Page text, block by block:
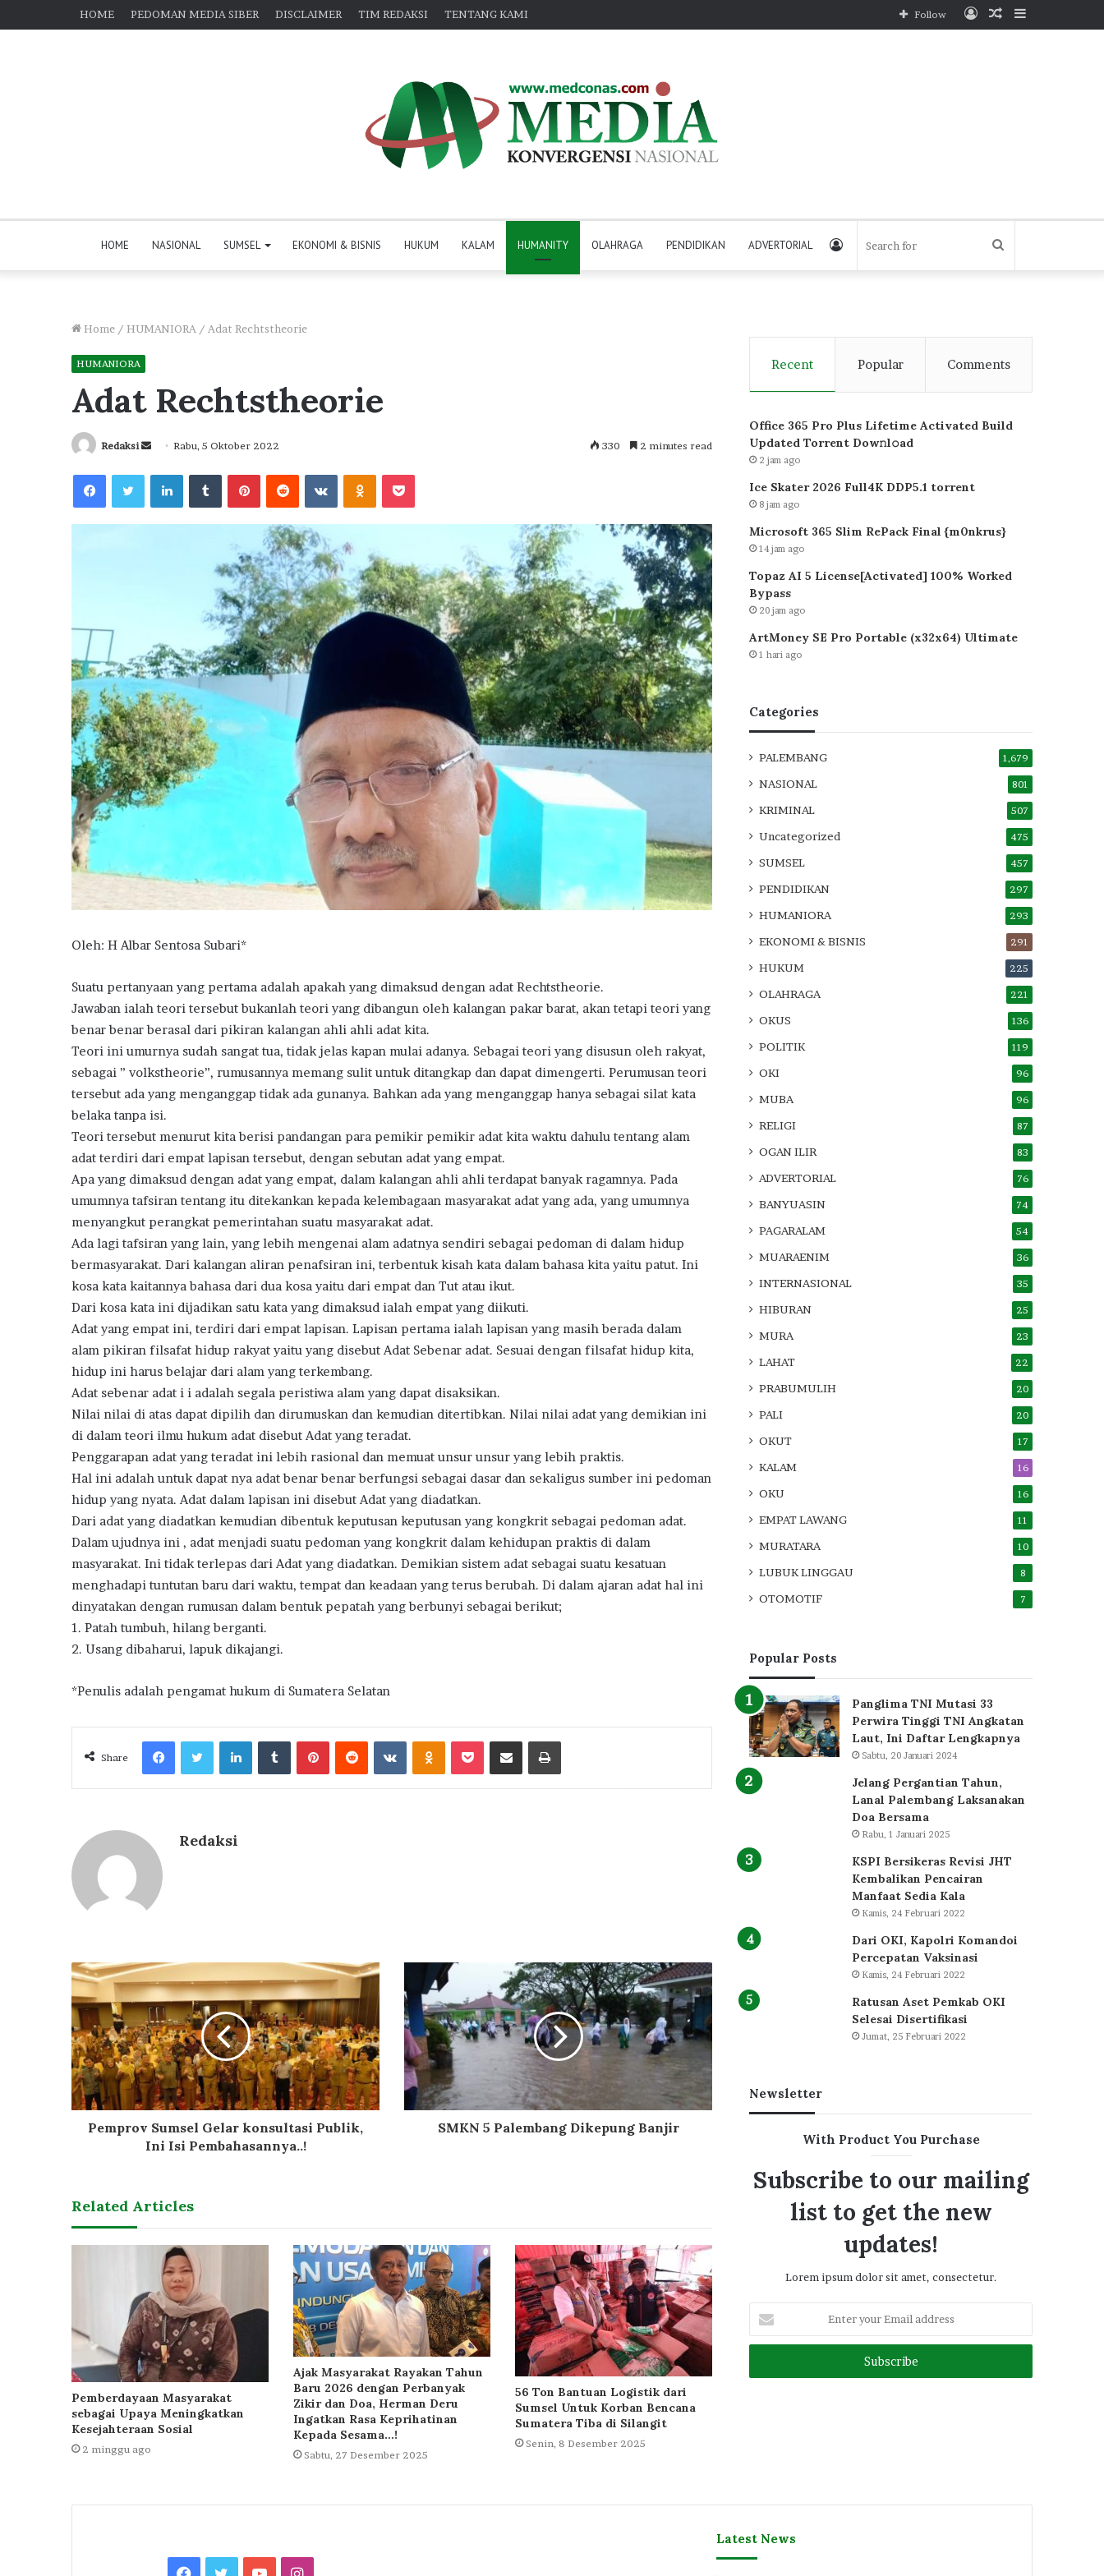
HOME PEDOMAN MEDIA SIBER DISCLAIMER TIM REDAKSI TENTANG KAMI Sidebar
Random
Log
Follow
HOME NASIONAL SUMSEL EKONOMI & BISNIS HUKUM KALAM HUMANITY OLAHRAGA PENDIDIKAN ADVERTORIAL Search
Log
Home / HUMANIORA / Adat Rechtstheorie
HUMANIORA
Adat Rechtstheorie
Redaksi
Send
email
Rabu, 5 Oktober 2022 330 2 minutes read
FacebookTwitterLinkedInTumblrPinterestReddit VKontakteOdnoklassniki
Pocket
Oleh: H Albar Sentosa Subari*
Suatu pertanyaan yang pertama adalah apakah yang dimaksud dengan adat Rechtstheorie.
Jawaban ialah teori tersebut bukanlah teori yang dibangun oleh kalangan pakar barat, akan tetapi teori yang
benar benar berasal dari pikiran kalangan ahli ahli adat kita.
Teori ini umurnya sudah sangat tua, tidak jelas kapan mulai adanya. Sebagai teori yang disusun oleh rakyat,
sebagai ” volkstheorie”, rumusannya memang sulit untuk ditangkap dan dapat dimengerti. Perumusan teori
tersebut ada yang menganggap tidak ada gunanya. Bahkan ada yang menganggap hanya sebagai silat kata
belaka tanpa isi.
Teori tersebut menurut kita berisi pandangan para pemikir pemikir adat kita waktu dahulu tentang alam
adat terdiri dari empat lapisan tersebut, dengan sebutan adat yang empat.
Apa yang dimaksud dengan adat yang empat, dalam kalangan ahli ahli terdapat banyak ragamnya. Pada
umumnya tafsiran tentang itu ditekankan kepada kelembagaan masyarakat adat yang ada, yang umumnya
menyangkut perangkat pemerintahan suatu masyarakat adat.
Ada lagi tafsiran yang lain, yang lebih mengenai alam adatnya sendiri sebagai pedoman di dalam hidup
bermasyarakat. Dari kalangan aliran penafsiran ini, terbentuk kisah kata dalam bahasa kita yaitu patut. Ini
kosa kata kaitannya bahasa dari dua kosa yaitu dari empat dan Tut atau ikut.
Dari kosa kata ini dijadikan satu kata yang dimaksud ialah empat yang diikuti.
Adat yang empat ini, terdiri dari empat lapisan. Lapisan pertama ialah lapisan yang masih berada dalam
alam pikiran filsafat hidup rakyat yaitu yang disebut Adat Sebenar adat. Sesuai dengan filsafat hidup kita,
hidup ini harus belajar dari alam yang terkembang.
Adat sebenar adat i i adalah segala peristiwa alam yang dapat disaksikan.
Nilai nilai di atas dapat dipilih dan dirumuskan dan kemudian ditertibkan. Nilai nilai adat yang demikian ini
di dalam teori ilmu hukum adat disebut Adat yang teradat.
Penggarapan adat yang teradat ini lebih rasional dan memuat unsur unsur yang lebih praktis.
Hal ini adalah untuk dapat nya adat benar benar berfungsi sebagai dasar dan sekaligus sumber ini pedoman
hidup yang nyata. Adat dalam lapisan ini disebut Adat yang diadatkan.
Dari adat yang diadatkan kemudian dibentuk keputusan keputusan yang kongkrit sebagai pedoman adat.
Dalam ujudnya ini , adat menjadi suatu pedoman yang kongkrit dalam kehidupan praktis di dalam
masyarakat. Ini tidak terlepas dari Adat yang diadatkan. Demikian sistem adat sebagai suatu kesatuan
menghadapi tuntutan baru dari waktu, tempat dan keadaan yang terus berubah. Di dalam ajaran adat hal ini
dinyatakan dengan rumusan dalam bentuk pepatah yang berbunyi sebagai berikut;
1. Patah tumbuh, hilang berganti.
2. Usang dibaharui, lapuk dikajangi.
*Penulis adalah pengamat hukum di Sumatera Selatan
Share
FacebookTwitterLinkedInTumblrPinterestReddit VKontakteOdnoklassniki
Pocket Share via Email Print
Redaksi
Pemprov Sumsel Gelar konsultasi Publik,
Ini Isi Pembahasannya..!
SMKN 5 Palembang Dikepung Banjir
Related Articles
Pemberdayaan Masyarakat
sebagai Upaya Meningkatkan
Kesejahteraan Sosial
2 minggu ago
Ajak Masyarakat Rayakan Tahun
Baru 2026 dengan Perbanyak
Zikir dan Doa, Herman Deru
Ingatkan Rasa Keprihatinan
Kepada Sesama…!
Sabtu, 27 Desember 2025
56 Ton Bantuan Logistik dari
Sumsel Untuk Korban Bencana
Sumatera Tiba di Silangit
Senin, 8 Desember 2025
Recent Popular Comments
Office 365 Pro Plus Lifetime Activated Build
Updated Torrent Dow𝚗l𝚘аd
2 jam ago
Ice Skater 2026 Full4K DDP5.1 torrent
8 jam ago
Microsoft 365 Slim RePack Final {m0nkrus}
14 jam ago
Topaz AI 5 License[Activated] 100% Worked
Bypass
20 jam ago
ArtMoney SE Pro Portable (x32x64) Ultimate
1 hari ago
Categories
PALEMBANG 1,679
NASIONAL 801
KRIMINAL 507
Uncategorized 475
SUMSEL 457
PENDIDIKAN 297
HUMANIORA 293
EKONOMI & BISNIS 291
HUKUM 225
OLAHRAGA 221
OKUS 136
POLITIK 119
OKI 96
MUBA 96
RELIGI 87
OGAN ILIR 83
ADVERTORIAL 76
BANYUASIN 74
PAGARALAM 54
MUARAENIM 36
INTERNASIONAL 35
HIBURAN 25
MURA 23
LAHAT 22
PRABUMULIH 20
PALI 20
OKUT 17
KALAM 16
OKU 16
EMPAT LAWANG 11
MURATARA 10
LUBUK LINGGAU 8
OTOMOTIF 7
Popular Posts
Panglima TNI Mutasi 33
Perwira Tinggi TNI Angkatan
Laut, Ini Daftar Lengkapnya
Sabtu, 20 Januari 2024
Jelang Pergantian Tahun,
Lanal Palembang Laksanakan
Doa Bersama
Rabu, 1 Januari 2025
KSPI Bersikeras Revisi JHT
Kembalikan Pencairan
Manfaat Sedia Kala
Kamis, 24 Februari 2022
Dari OKI, Kapolri Komandoi
Percepatan Vaksinasi
Kamis, 24 Februari 2022
Ratusan Aset Pemkab OKI
Selesai Disertifikasi
Jumat, 25 Februari 2022
Newsletter
With Product You Purchase
Subscribe to our mailing
list to get the new
updates!
Lorem ipsum dolor sit amet, consectetur.
your
Email
Facebook
TwitterYouTubeInstagram
Latest News